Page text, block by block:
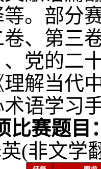
。 部分
、第三
党的二
解当代
语学习
比赛题目
(非文学